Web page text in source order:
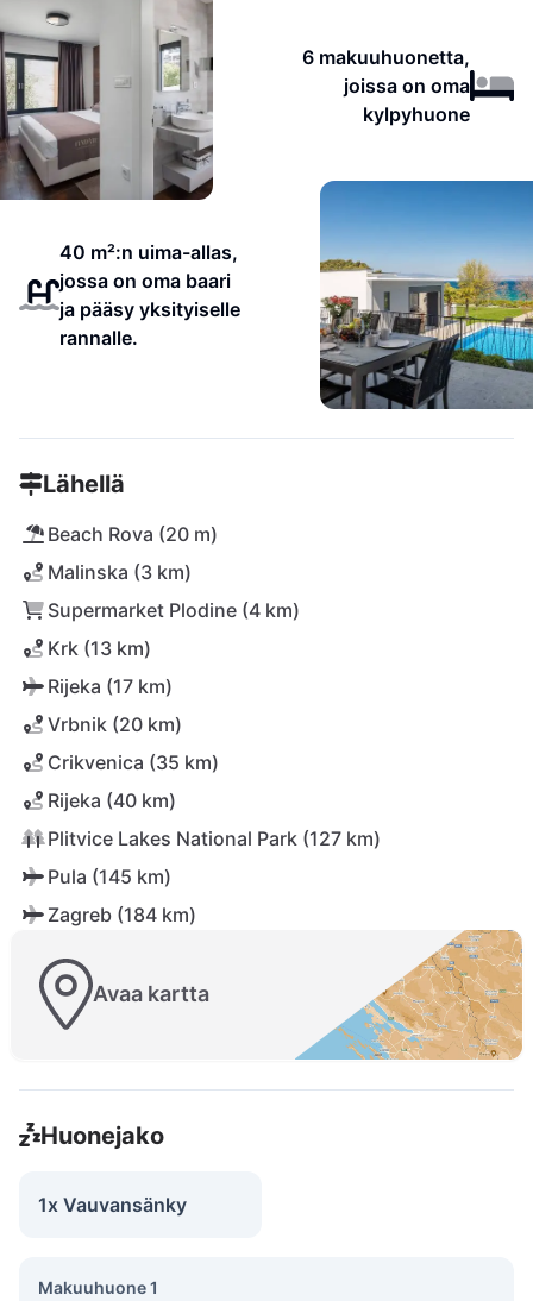
6 makuuhuonetta,
joissa on oma
kylpyhuone
40 m²:n uima-allas,
jossa on oma baari
ja pääsy yksityiselle
rannalle.
Lähellä
Beach Rova (20 m)
Malinska (3 km)
Supermarket Plodine (4 km)
Krk (13 km)
Rijeka (17 km)
Vrbnik (20 km)
Crikvenica (35 km)
Rijeka (40 km)
Plitvice Lakes National Park (127 km)
Pula (145 km)
Zagreb (184 km)
Avaa kartta
Huonejako
1x Vauvansänky
Makuuhuone 1